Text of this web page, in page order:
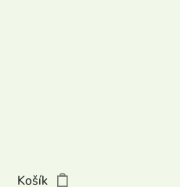
Košík